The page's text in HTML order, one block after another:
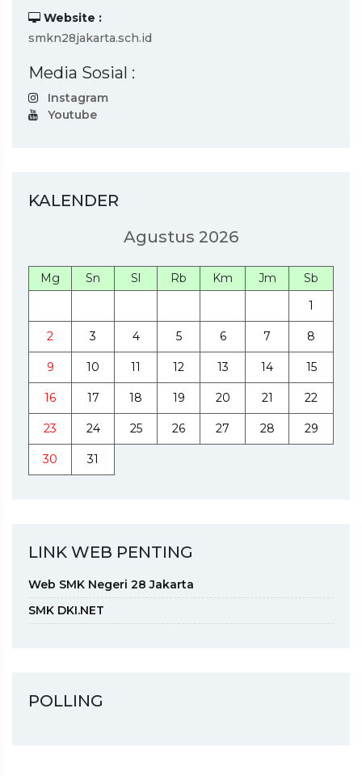
Website :
smkn28jakarta.sch.id
Media Sosial :
Instagram
Youtube
KALENDER
Agustus 2026
Mg Sn Sl Rb Km Jm
Sb
1
2 3 4 5 6 7 8
9 10 11 12 13 14 15
16 17 18 19 20 21 22
23 24 25 26 27 28 29
30 31
LINK WEB PENTING
Web SMK Negeri 28 Jakarta
SMK DKI.NET
POLLING